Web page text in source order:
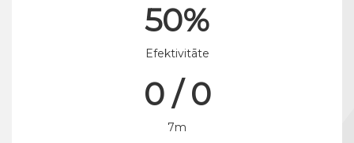
50%
Efektivitāte
0 / 0
7m